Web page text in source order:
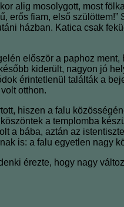
alig mosolygott, most
erős fiam, első
házban. Katica csak
először a paphoz
kiderült, nagyon jó
érintetlenül találták a
otthon.
hiszen a falu
a templomba
a bába, aztán az
is: a falu egyetlen nagy
érezte, hogy nagy